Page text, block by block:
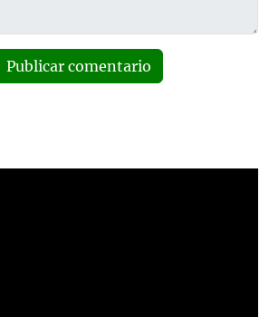
Publicar comentario